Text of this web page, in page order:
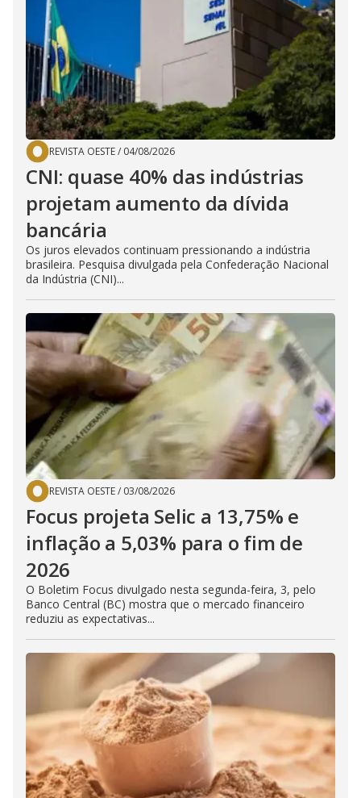
REVISTA OESTE/ 04/08/2026
CNI: quase 40% das indústrias
projetam aumento da dívida
bancária
Os juros elevados continuam pressionando a indústria
brasileira. Pesquisa divulgada pela Confederação Nacional
da Indústria (CNI)...
REVISTA OESTE/ 03/08/2026
Focus projeta Selic a 13,75% e
inflação a 5,03% para o fim de
2026
O Boletim Focus divulgado nesta segunda-feira, 3, pelo
Banco Central (BC) mostra que o mercado financeiro
reduziu as expectativas...